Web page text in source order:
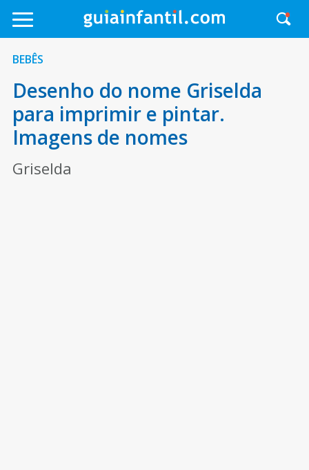
BEBÊS
Desenho do nome Griselda
para imprimir e pintar.
Imagens de nomes
Griselda